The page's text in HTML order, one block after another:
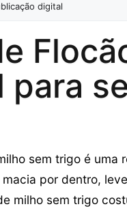
digital
para
sem trigo é
por dentro,
milho sem trigo